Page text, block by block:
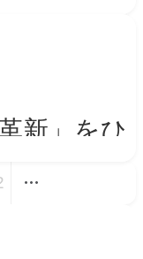
新」をひ
VIを体